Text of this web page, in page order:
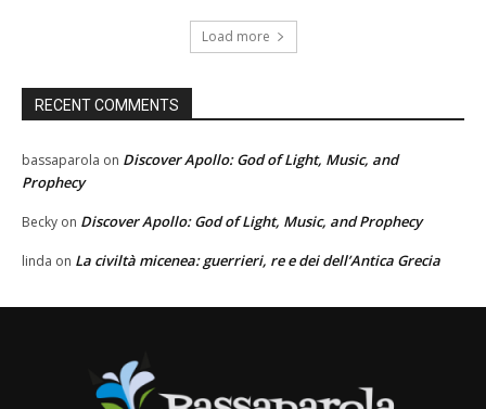
Load more
RECENT COMMENTS
bassaparola on Discover Apollo: God of Light, Music, and
Prophecy
Becky on Discover Apollo: God of Light, Music, and Prophecy
linda on La civiltà micenea: guerrieri, re e dei dell’Antica Grecia